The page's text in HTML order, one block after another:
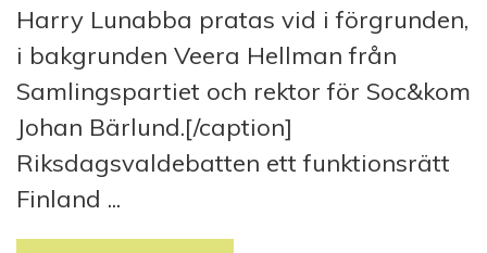
Harry Lunabba pratas vid i förgrunden,
i bakgrunden Veera Hellman från
Samlingspartiet och rektor för Soc&kom
Johan Bärlund.[/caption]
Riksdagsvaldebatten ett funktionsrätt
Finland ...